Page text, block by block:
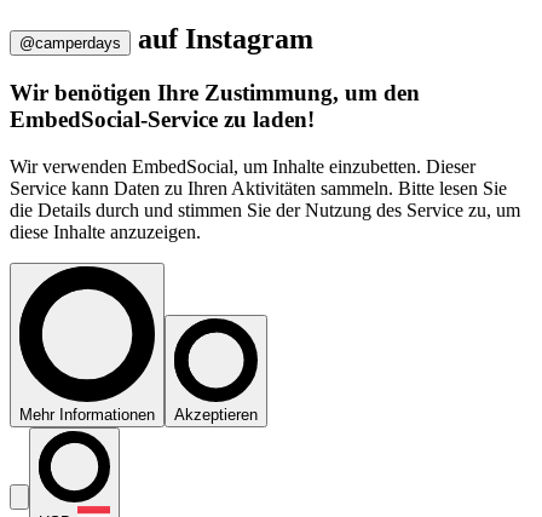
@camperdays aufInstagram
Wir benötigen Ihre Zustimmung, um den
EmbedSocial-Service zu laden!
Wir verwenden EmbedSocial, um Inhalte einzubetten. Dieser
Service kann Daten zu Ihren Aktivitäten sammeln. Bitte lesen Sie
die Details durch und stimmen Sie der Nutzung des Service zu, um
diese Inhalte anzuzeigen.
Mehr Informationen Akzeptieren